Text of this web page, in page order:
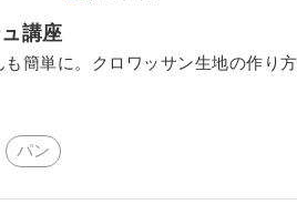
講座
簡単に。クロワッサン生地の作り
パン